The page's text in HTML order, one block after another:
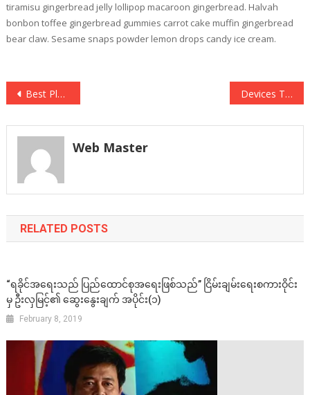
tiramisu gingerbread jelly lollipop macaroon gingerbread. Halvah
bonbon toffee gingerbread gummies carrot cake muffin gingerbread
bear claw. Sesame snaps powder lemon drops candy ice cream.
Post
navigation
Best Place To Visit In Paris Devices That You Need To Test Responsive
Web Master
RELATED POSTS
“ရခိုင်အရေးသည် ပြည်ထောင်စုအရေးဖြစ်သည်” ငြိမ်းချမ်းရေးစကားဝိုင်း
မှ ဦးလှမြင့်၏ ဆွေးနွေးချက် အပိုင်း(၁)
February 8, 2019